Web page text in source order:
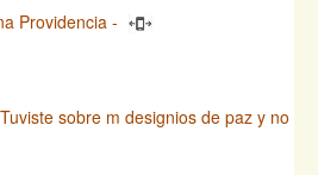
Providencia -
sobre m designios de paz y no